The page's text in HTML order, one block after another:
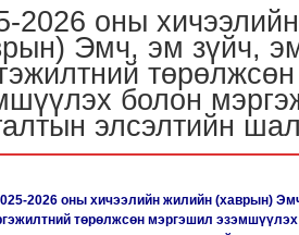
2026 оны
Эмч, эм зүйч,
болон
элсэлтийн
2026 оны хичээлийн жилийн (хаврын)
төрөлжсөн мэргэшил